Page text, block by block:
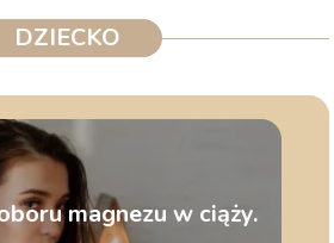
DZIECKO
magnezu w ciąży.